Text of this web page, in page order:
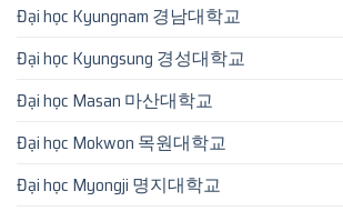
Đại học Kyungnam 경남대학교
Đại học Kyungsung 경성대학교
Đại học Masan 마산대학교
Đại học Mokwon 목원대학교
Đại học Myongji 명지대학교